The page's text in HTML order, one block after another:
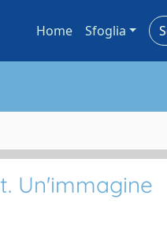
Home Sfoglia
Un'immagine